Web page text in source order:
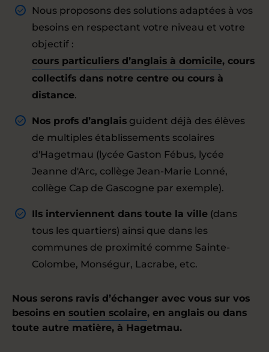
Nous proposons des solutions adaptées à vos
besoins en respectant votre niveau et votre
objectif :
cours particuliers d’anglais à domicile, cours
collectifs dans notre centre ou cours à
distance.
Nos profs d’anglais guident déjà des élèves
de multiples établissements scolaires
d'Hagetmau (lycée Gaston Fébus, lycée
Jeanne d'Arc, collège Jean-Marie Lonné,
collège Cap de Gascogne par exemple).
Ils interviennent dans toute la ville (dans
tous les quartiers) ainsi que dans les
communes de proximité comme Sainte-
Colombe, Monségur, Lacrabe, etc.
Nous serons ravis d’échanger avec vous sur vos
besoins en soutien scolaire, en anglais ou dans
toute autre matière, à Hagetmau.